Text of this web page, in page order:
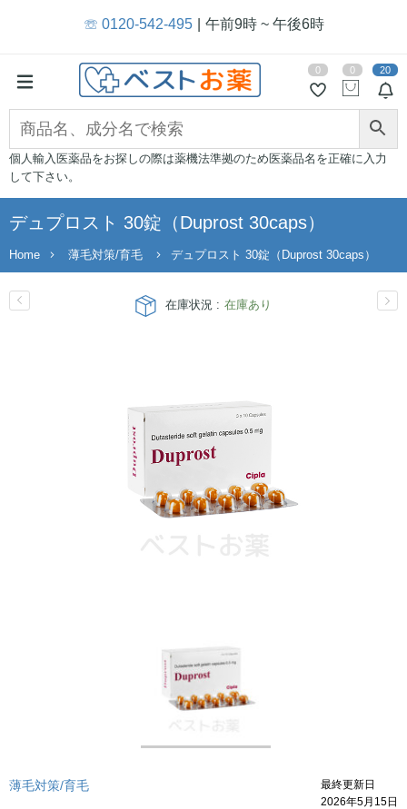
☏ 0120-542-495 午前9時 ~ 午後6時
20
0 0
個人輸入医薬品をお探しの際は薬機法準拠のため医薬品名を正確に入力
して下さい。
デュプロスト 30錠（Duprost 30caps）
Home 薄毛対策/育毛 デュプロスト 30錠（Duprost 30caps）
在庫状況 : 在庫あり
薄毛対策/育毛
最終更新日
2026年5月15日